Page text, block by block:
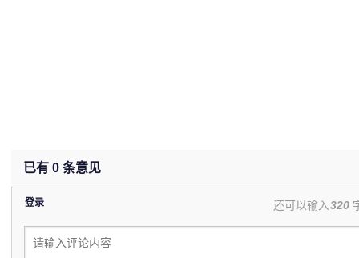
已有 0 条意见
登录 还可以输入320